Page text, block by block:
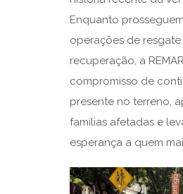
Enquanto
operações de resgate
recuperação, a
compromisso de
presente no terreno,
famílias afetadas e
esperança a quem